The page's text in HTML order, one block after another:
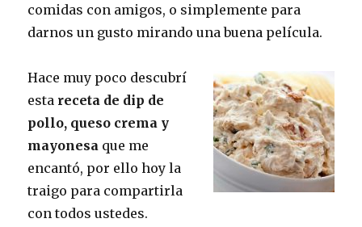
comidas con amigos, o simplemente para
darnos un gusto mirando una buena película.
Hace muy poco descubrí
esta receta de dip de
pollo, queso crema y
mayonesa que me
encantó, por ello hoy la
traigo para compartirla
con todos ustedes.